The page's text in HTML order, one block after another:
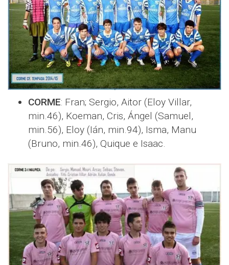
CORME: Fran; Sergio, Aitor (Eloy Villar,
min.46), Koeman, Cris, Ángel (Samuel,
min.56), Eloy (Ián, min.94), Isma, Manu
(Bruno, min.46), Quique e Isaac.